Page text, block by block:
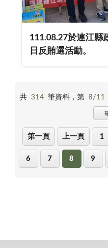
111.08.27於連江縣
日反賄選活動。
共 314 筆資料，第 8/11
第一頁 上一頁 1
6 7 8 9